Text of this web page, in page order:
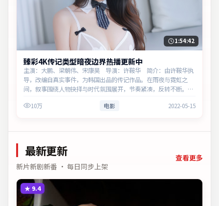
1:54:42
臻彩4K传记类型暗夜边界热播更新中
主演：大鹏、梁朝伟、宋康昊 导演：许鞍华 简介：由许鞍华执
导，改编自真实事件，为韩国出品的传记作品。在雨夜与霓虹之
间，叙事围绕人物抉择与时代氛围展开，节奏紧凑，反转不断。主
10万 电影 2022-05-15
最新更新
新片新剧新番 · 每日同步上架
查看更多
★ 9.4